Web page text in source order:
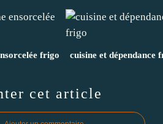
frigo cuisine et dépendance
cet article